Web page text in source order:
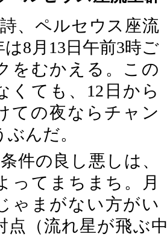
、ペルセウス座流
8月13日午前3時ご
をむかえる。この
くても、12日から
ての夜ならチャン
んだ。
件の良し悪しは、
ってまちまち。月
ゃまがない方がい
点（流れ星が飛ぶ